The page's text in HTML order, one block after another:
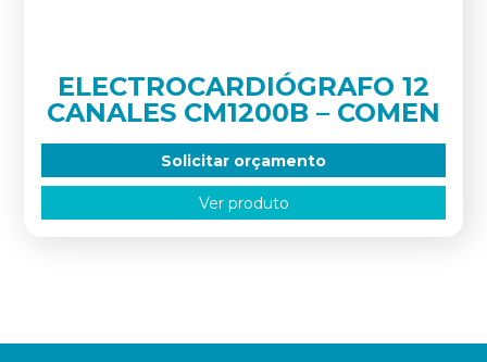
ELECTROCARDIÓGRAFO 12
CANALES CM1200B – COMEN
Solicitar orçamento
Ver produto